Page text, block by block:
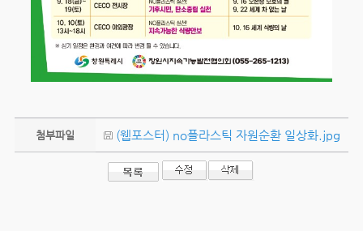
첨부파일 (웹포스터) no플라스틱 자원순환 일상화.jpg